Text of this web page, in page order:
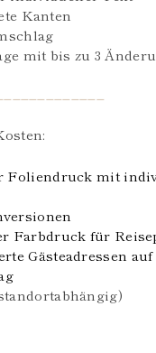
Kanten
mit bis zu 3
Foliendruck mit
Farbdruck für
Gästeadressen auf